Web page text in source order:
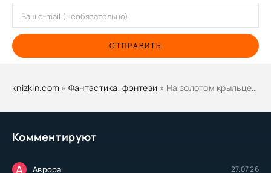
Комментируют
А Аврора 27.07.26
ОТПРАВИТЬ
knizkin.com » Фантастика, фэнтези » На золотом крыльце 2 - Евгений Капба